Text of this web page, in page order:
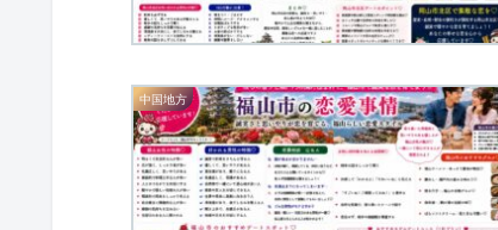
中国地方